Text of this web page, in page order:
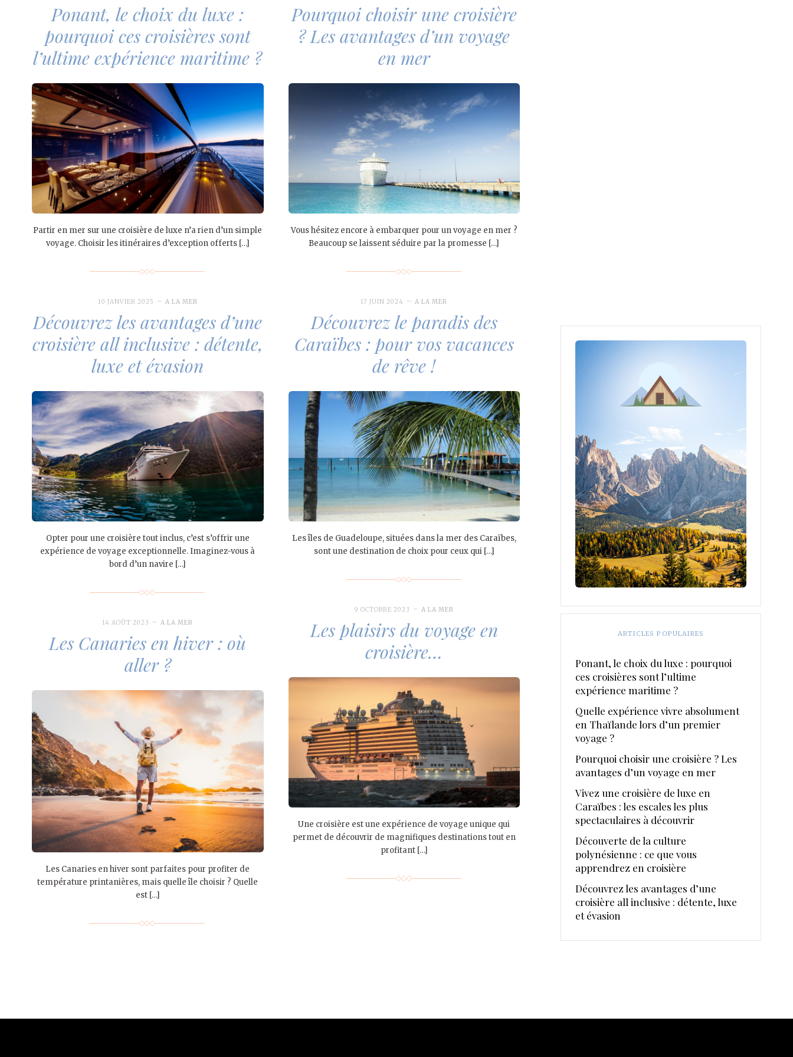
Ponant, le choix du luxe :
pourquoi ces croisières sont
l’ultime expérience maritime ?
Partir en mer sur une croisière de luxe n’a rien d’un simple
voyage. Choisir les itinéraires d’exception offerts […]
Pourquoi choisir une croisière
? Les avantages d’un voyage
en mer
Vous hésitez encore à embarquer pour un voyage en mer ?
Beaucoup se laissent séduire par la promesse […]
10 JANVIER 2025 A LA MER
Découvrez les avantages d’une
croisière all inclusive : détente,
luxe et évasion
Opter pour une croisière tout inclus, c’est s’offrir une
expérience de voyage exceptionnelle. Imaginez-vous à
bord d’un navire […]
17 JUIN 2024 A LA MER
Découvrez le paradis des
Caraïbes : pour vos vacances
de rêve !
Les îles de Guadeloupe, situées dans la mer des Caraïbes,
sont une destination de choix pour ceux qui […]
9 OCTOBRE 2023 A LA MER
Les plaisirs du voyage en
croisière…
Une croisière est une expérience de voyage unique qui
permet de découvrir de magnifiques destinations tout en
profitant […]
14 AOÛT 2023 A LA MER
Les Canaries en hiver : où
aller ?
Les Canaries en hiver sont parfaites pour profiter de
température printanières, mais quelle île choisir ? Quelle
est […]
ARTICLES POPULAIRES
Ponant, le choix du luxe : pourquoi
ces croisières sont l’ultime
expérience maritime ?
Quelle expérience vivre absolument
en Thaïlande lors d’un premier
voyage ?
Pourquoi choisir une croisière ? Les
avantages d’un voyage en mer
Vivez une croisière de luxe en
Caraïbes : les escales les plus
spectaculaires à découvrir
Découverte de la culture
polynésienne : ce que vous
apprendrez en croisière
Découvrez les avantages d’une
croisière all inclusive : détente, luxe
et évasion